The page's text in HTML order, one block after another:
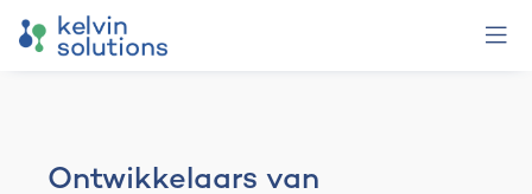
Ontwikkelaars van